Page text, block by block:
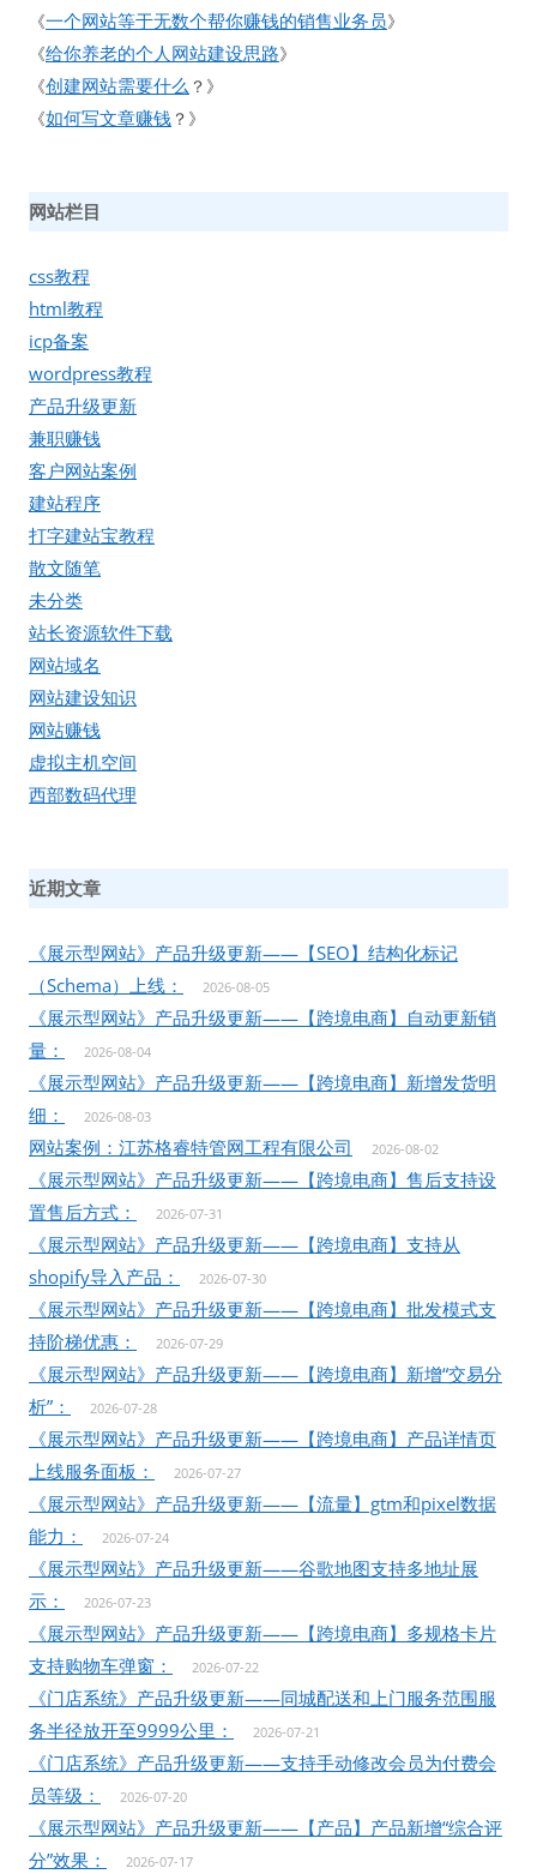
《一个网站等于无数个帮你赚钱的销售业务员》
《给你养老的个人网站建设思路》
《创建网站需要什么 ？》
《如何写文章赚钱 ？》
网站栏目
css教程
html教程
icp备案
wordpress教程
产品升级更新
兼职赚钱
客户网站案例
建站程序
打字建站宝教程
散文随笔
未分类
站长资源软件下载
网站域名
网站建设知识
网站赚钱
虚拟主机空间
西部数码代理
近期文章
《展示型网站》产品升级更新——【SEO】结构化标记
（Schema）上线：
2026-08-05
《展示型网站》产品升级更新——【跨境电商】自动更新销
量：
2026-08-04
《展示型网站》产品升级更新——【跨境电商】新增发货明
细：
2026-08-03
网站案例：江苏格睿特管网工程有限公司 2026-08-02
《展示型网站》产品升级更新——【跨境电商】售后支持设
置售后方式：
2026-07-31
《展示型网站》产品升级更新——【跨境电商】支持从
shopify导入产品：
2026-07-30
《展示型网站》产品升级更新——【跨境电商】批发模式支
持阶梯优惠：
2026-07-29
《展示型网站》产品升级更新——【跨境电商】新增“交易分
析”：
2026-07-28
《展示型网站》产品升级更新——【跨境电商】产品详情页
上线服务面板：
2026-07-27
《展示型网站》产品升级更新——【流量】gtm和pixel数据
能力：
2026-07-24
《展示型网站》产品升级更新——谷歌地图支持多地址展
示：
2026-07-23
《展示型网站》产品升级更新——【跨境电商】多规格卡片
支持购物车弹窗：
2026-07-22
《门店系统》产品升级更新——同城配送和上门服务范围服
务半径放开至9999公里：
2026-07-21
《门店系统》产品升级更新——支持手动修改会员为付费会
员等级：
2026-07-20
《展示型网站》产品升级更新——【产品】产品新增“综合评
分”效果：
2026-07-17